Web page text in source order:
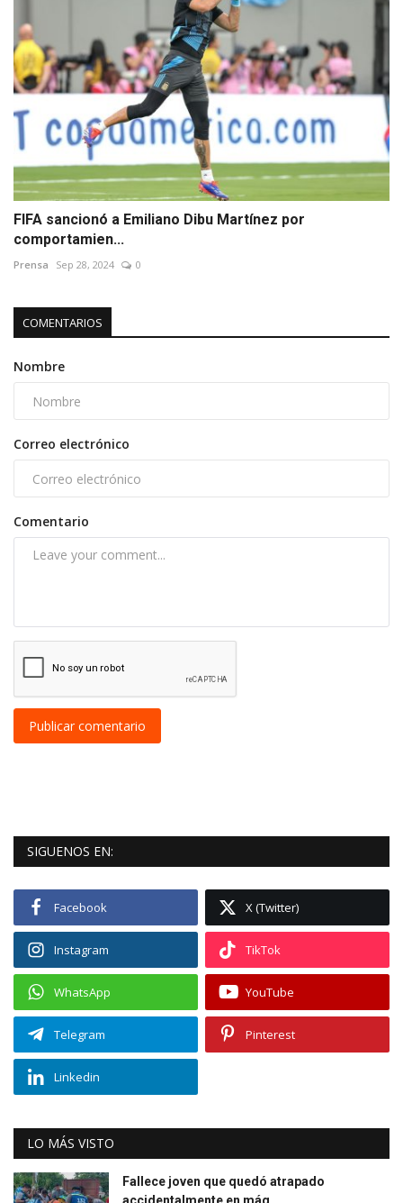
FIFA sancionó a Emiliano Dibu Martínez por
comportamien...
Prensa Sep 28, 2024 0
COMENTARIOS
Nombre
Correo electrónico
Comentario
Publicar comentario
SIGUENOS EN:
Facebook X (Twitter)
Instagram TikTok
WhatsApp YouTube
Telegram Pinterest
Linkedin
LO MÁS VISTO
Fallece joven que quedó atrapado